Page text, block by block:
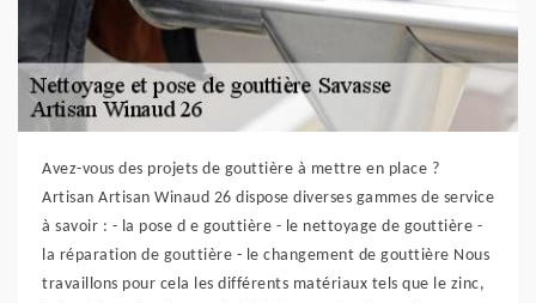
Avez-vous des projets de gouttière à mettre en place ?
Artisan Artisan Winaud 26 dispose diverses gammes de service
à savoir : - la pose d e gouttière - le nettoyage de gouttière -
la réparation de gouttière - le changement de gouttière Nous
travaillons pour cela les différents matériaux tels que le zinc,